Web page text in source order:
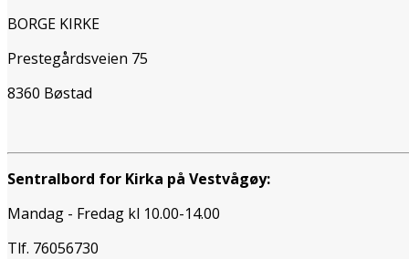
BORGE KIRKE
Prestegårdsveien 75
8360 Bøstad
Sentralbord for Kirka på Vestvågøy:
Mandag - Fredag kl 10.00-14.00
Tlf. 76056730